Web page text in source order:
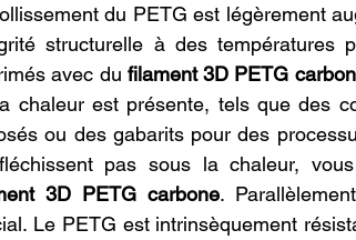
du PETG est légèrement
structurelle à des températures
avec du filament 3D PETG
chaleur est présente, tels que des
ou des gabarits pour des
pas sous la chaleur,
3D PETG carbone.
Le PETG est intrinsèquement